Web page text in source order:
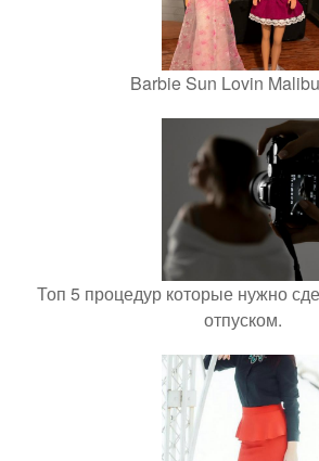
Barbie Sun Lovin
Топ 5 процедур которые нужно
отпуском.